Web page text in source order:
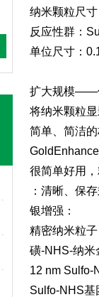
纳米颗粒尺
反应性群：
单位尺寸：
扩大规模——
将纳米颗粒
简单、简洁
很简单好用
：清晰、保
银增强：
精密纳米粒
磺-NHS-纳
12 nm Sulfo-
Sulfo-NHS基